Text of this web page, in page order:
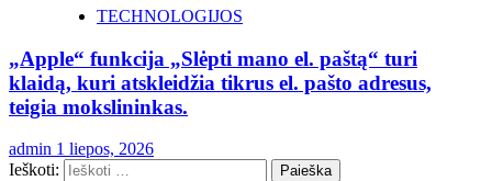
TECHNOLOGIJOS
„Apple“ funkcija „Slėpti mano el. paštą“ turi
klaidą, kuri atskleidžia tikrus el. pašto adresus,
teigia mokslininkas.
admin 1 liepos, 2026
Ieškoti: